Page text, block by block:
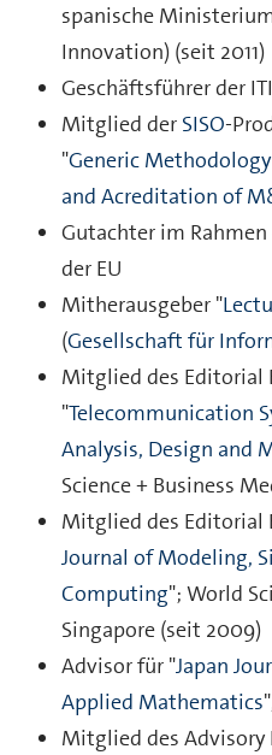
spanische
Innovation) (seit 2011)
Geschäftsführer der
Mitglied der SISO-
"Generic
and Acreditation of
Gutachter im Rahmen
der EU
Mitherausgeber "
(Gesellschaft für
Mitglied des Editorial
"Telecommunication
Analysis, Design and
Science + Business
Mitglied des Editorial
Journal of Modeling,
Computing"; World
Singapore (seit 2009)
Advisor für "Japan
Applied Mathematics
Mitglied des Advisory